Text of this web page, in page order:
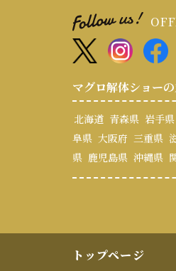
マグロ解体ショー
北海道 青森県 岩手県
阜県 大阪府 三重県
県 鹿児島県 沖縄県
トップページ